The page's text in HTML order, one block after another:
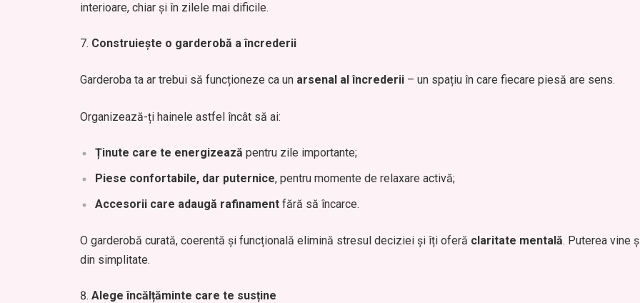
interioare, chiar și în zilele mai dificile.
Construiește o garderobă a încrederii
Garderoba ta ar trebui să funcționeze ca un arsenal al încrederii – un spațiu în care fiecare piesă are sens.
Organizează-ți hainele astfel încât să ai:
Ținute care te energizează pentru zile importante;
Piese confortabile, dar puternice, pentru momente de relaxare activă;
Accesorii care adaugă rafinament fără să încarce.
O garderobă curată, coerentă și funcțională elimină stresul deciziei și îți oferă claritate mentală. Puterea vine
din simplitate.
Alege încălțăminte care te susține